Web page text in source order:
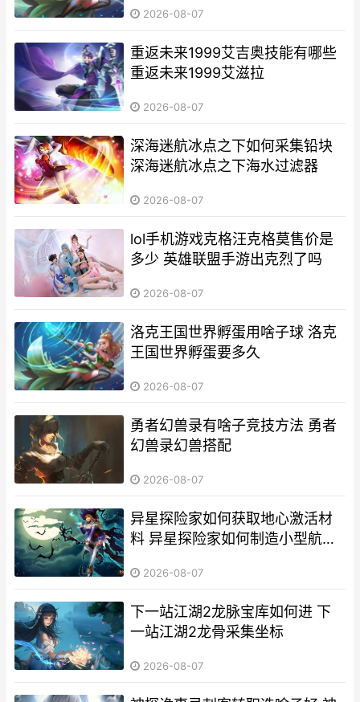
2026-08-07
重返未来1999艾吉奥技能有哪些
重返未来1999艾滋拉
2026-08-07
深海迷航冰点之下如何采集铅块
深海迷航冰点之下海水过滤器
2026-08-07
lol手机游戏克格汪克格莫售价是
多少 英雄联盟手游出克烈了吗
2026-08-07
洛克王国世界孵蛋用啥子球 洛克
王国世界孵蛋要多久
2026-08-07
勇者幻兽录有啥子竞技方法 勇者
幻兽录幻兽搭配
2026-08-07
异星探险家如何获取地心激活材
料 异星探险家如何制造小型航天
2026-08-07
下一站江湖2龙脉宝库如何进 下
一站江湖2龙骨采集坐标
2026-08-07